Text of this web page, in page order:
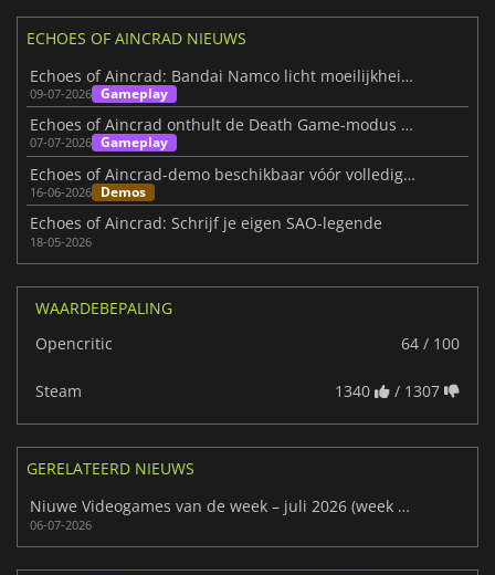
ECHOES OF AINCRAD NIEUWS
Echoes of Aincrad: Bandai Namco licht moeilijkheid toe
09-07-2026 Gameplay
Echoes of Aincrad onthult de Death Game-modus nog voor de lancering
07-07-2026 Gameplay
Echoes of Aincrad-demo beschikbaar vóór volledige release
16-06-2026 Demos
Echoes of Aincrad: Schrijf je eigen SAO-legende
18-05-2026
WAARDEBEPALING
Opencritic
64 / 100
Steam 1340 / 1307
GERELATEERD NIEUWS
Niuwe Videogames van de week – juli 2026 (week 28)
06-07-2026